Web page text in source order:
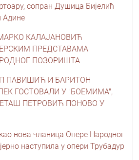
сопран Душица Бијелић
Адине
КАЛАЈАНОВИЋ
ПРЕДСТАВАМА
ПОЗОРИШТА
ПАВИШИЋ И БАРИТОН
ГОСТОВАЛИ У "БОЕМИМА",
ПЕТРОВИЋ ПОНОВО У
нова чланица Опере Народног
наступила у опери Трубадур